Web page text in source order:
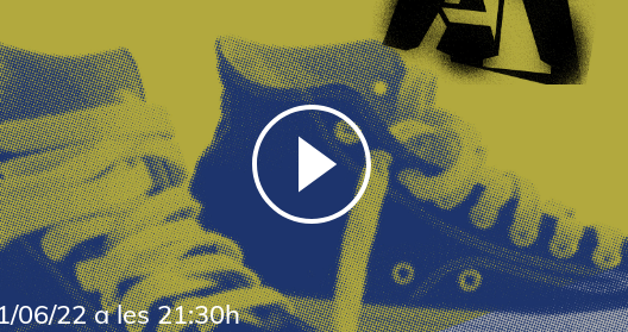
06/22 a les 21:30h